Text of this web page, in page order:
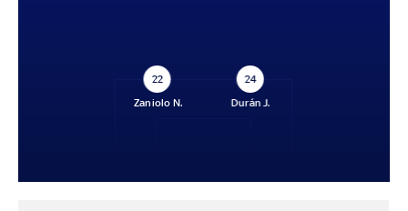
22
Zaniolo N.
24
Durán J.